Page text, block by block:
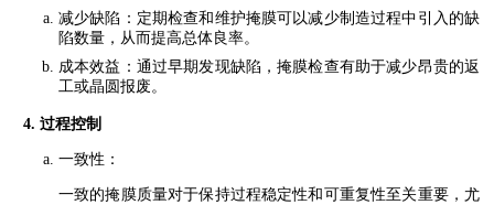
减少缺陷：定期检查和维护掩膜可以减少制造过程中引入的缺
陷数量，从而提高总体良率。
成本效益：通过早期发现缺陷，掩膜检查有助于减少昂贵的返
工或晶圆报废。
4. 过程控制
一致性：
一致的掩膜质量对于保持过程稳定性和可重复性至关重要，尤